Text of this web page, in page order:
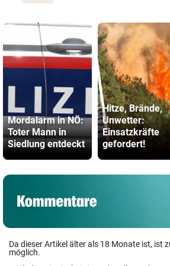
Mordalarm in NÖ:
Toter Mann in
Siedlung entdeckt
Hitze, Brände,
Unwetter:
Einsatzkräfte
gefordert!
Da dieser Artikel älter als 18 Monate ist, ist
möglich.